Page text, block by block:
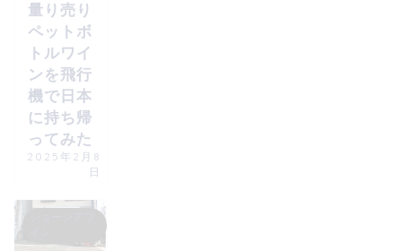
量り売り
ペットボ
トルワイ
ンを飛行
機で日本
に持ち帰
ってみた
2025年2月8
日